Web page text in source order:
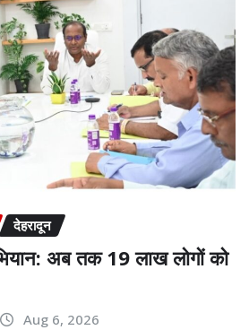
देहरादून
अब तक 19 लाख लोगों को
Aug 6, 2026